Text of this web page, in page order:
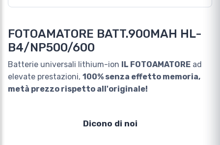
FOTOAMATORE BATT.900MAH HL-
B4/NP500/600
Batterie universali lithium-ion IL FOTOAMATORE ad
elevate prestazioni, 100% senza effetto memoria,
metà prezzo rispetto all'originale!
Dicono di noi